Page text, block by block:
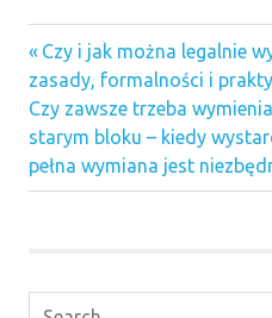
Nawigacja
wpisu
Previous
Post:
Czy i jak można legalnie
zasady, formalności i
Next
Post:
Czy zawsze trzeba
starym bloku – kiedy
pełna wymiana jest